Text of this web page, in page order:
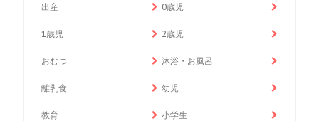
出産 0歳児
1歳児 2歳児
おむつ 沐浴・お風呂
離乳食 幼児
教育 小学生